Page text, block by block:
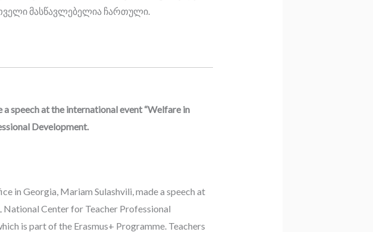
მასწავლებელია ჩართული.
speech at the international event “Welfare in
Development.
in Georgia, Mariam Sulashvili, made a speech at
National Center for Teacher Professional
is part of the Erasmus+ Programme. Teachers